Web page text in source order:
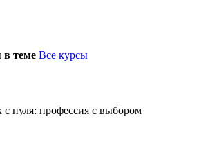
в теме Все курсы
с нуля: профессия с выбором